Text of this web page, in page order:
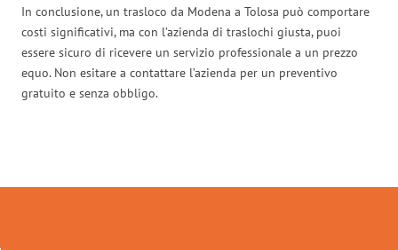
In conclusione, un trasloco da Modena a Tolosa può comportare
costi significativi, ma con l’azienda di traslochi giusta, puoi
essere sicuro di ricevere un servizio professionale a un prezzo
equo. Non esitare a contattare l’azienda per un preventivo
gratuito e senza obbligo.